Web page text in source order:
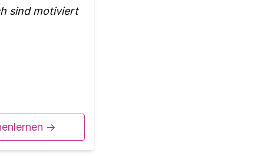
sind motiviert
->